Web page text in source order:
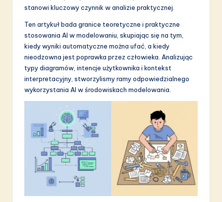
in
A
&
S
stanowi kluczowy czynnik w analizie praktycznej.
Ten artykuł bada granice teoretyczne i praktyczne
stosowania AI w modelowaniu, skupiając się na tym,
kiedy wyniki automatyczne można ufać, a kiedy
nieodzowna jest poprawka przez człowieka. Analizując
typy diagramów, intencje użytkownika i kontekst
interpretacyjny, stworzylismy ramy odpowiedzialnego
wykorzystania AI w środowiskach modelowania.